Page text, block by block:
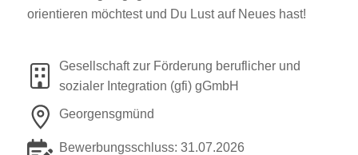
orientieren möchtest und Du Lust auf Neues hast!
Gesellschaft zur Förderung beruflicher und
sozialer Integration (gfi) gGmbH
Georgensgmünd
Bewerbungsschluss: 31.07.2026